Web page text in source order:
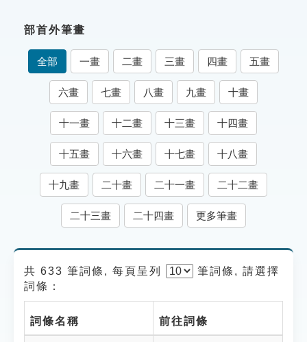
成語故事
索引選單
知識索引
單字索引
生命大百科索引
遊戲專區
貓頭鷹博士
部首外筆畫
全部 一畫 二畫 三畫 四畫 五畫
六畫 七畫 八畫 九畫 十畫
十一畫 十二畫 十三畫 十四畫
十五畫 十六畫 十七畫 十八畫
十九畫 二十畫 二十一畫 二十二畫
二十三畫 二十四畫 更多筆畫
共 633 筆詞條, 每頁呈列 筆詞條, 請選擇
詞條：
詞條名稱 前往詞條